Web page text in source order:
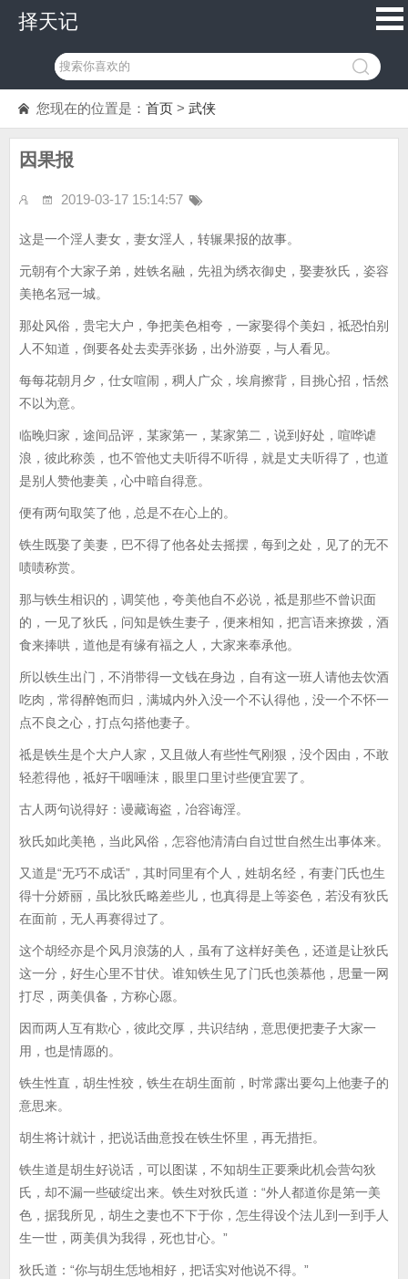
择天记
您现在的位置是： 首页 > 武侠
因果报
2019-03-17 15:14:57
这是一个淫人妻女，妻女淫人，转辗果报的故事。
元朝有个大家子弟，姓铁名融，先祖为绣衣御史，娶妻狄氏，姿容
美艳名冠一城。
那处风俗，贵宅大户，争把美色相夸，一家娶得个美妇，祗恐怕别
人不知道，倒要各处去卖弄张扬，出外游耍，与人看见。
每每花朝月夕，仕女喧闹，稠人广众，埃肩擦背，目挑心招，恬然
不以为意。
临晚归家，途间品评，某家第一，某家第二，说到好处，喧哗谑
浪，彼此称羡，也不管他丈夫听得不听得，就是丈夫听得了，也道
是别人赞他妻美，心中暗自得意。
便有两句取笑了他，总是不在心上的。
铁生既娶了美妻，巴不得了他各处去摇摆，每到之处，见了的无不
啧啧称赏。
那与铁生相识的，调笑他，夸美他自不必说，祗是那些不曾识面
的，一见了狄氏，问知是铁生妻子，便来相知，把言语来撩拨，酒
食来捧哄，道他是有缘有福之人，大家来奉承他。
所以铁生出门，不消带得一文钱在身边，自有这一班人请他去饮酒
吃肉，常得醉饱而归，满城内外入没一个不认得他，没一个不怀一
点不良之心，打点勾搭他妻子。
祗是铁生是个大户人家，又且做人有些性气刚狠，没个因由，不敢
轻惹得他，祗好干咽唾沫，眼里口里讨些便宜罢了。
古人两句说得好：谩藏诲盗，冶容诲淫。
狄氏如此美艳，当此风俗，怎容他清清白自过世自然生出事体来。
又道是“无巧不成话”，其时同里有个人，姓胡名经，有妻门氏也生
得十分娇丽，虽比狄氏略差些儿，也真得是上等姿色，若没有狄氏
在面前，无人再赛得过了。
这个胡经亦是个风月浪荡的人，虽有了这样好美色，还道是让狄氏
这一分，好生心里不甘伏。谁知铁生见了门氏也羡慕他，思量一网
打尽，两美俱备，方称心愿。
因而两人互有欺心，彼此交厚，共识结纳，意思便把妻子大家一
用，也是情愿的。
铁生性直，胡生性狡，铁生在胡生面前，时常露出要勾上他妻子的
意思来。
胡生将计就计，把说话曲意投在铁生怀里，再无措拒。
铁生道是胡生好说话，可以图谋，不知胡生正要乘此机会营勾狄
氏，却不漏一些破绽出来。铁生对狄氏道：“外人都道你是第一美
色，据我所见，胡生之妻也不下于你，怎生得设个法儿到一到手人
生一世，两美俱为我得，死也甘心。”
狄氏道：“你与胡生恁地相好，把话实对他说不得。”